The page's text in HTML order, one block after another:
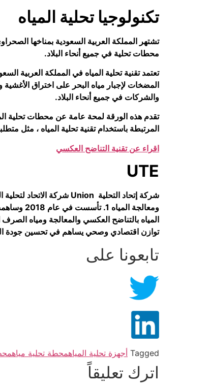
تكنولوجيا تحلية المياه
تشتهر المملكة العربية السعودية بمناخها
محطات تحلية في جميع أنحاء البلاد.
المضخات لإجبار مياه البحر على اختراق الأغشية
والشركات في جميع أنحاء البلاد.
تقدم هذه الورقة لمحة عامة عن محطات تحلية
المرتبطة باستخدام تقنية تحلية المياه ، مثل
اقراء عن تقنية التناضح العكسي
UTE
المياه بالتناضح العكسي والمعالجة ومياه
توازن اقتصادي وصحي يساهم في تحسين جودة
تابعونا على
Tagged أجهزة تحلية المياهمحطة تحلية مياه
اترك تعليقاً